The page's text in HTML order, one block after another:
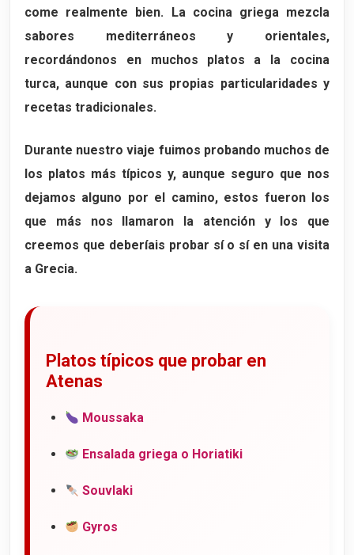
come realmente bien. La cocina griega mezcla
sabores mediterráneos y orientales,
recordándonos en muchos platos a la cocina
turca, aunque con sus propias particularidades y
recetas tradicionales.
Durante nuestro viaje fuimos probando muchos de
los platos más típicos y, aunque seguro que nos
dejamos alguno por el camino, estos fueron los
que más nos llamaron la atención y los que
creemos que deberíais probar sí o sí en una visita
a Grecia.
Platos típicos que probar en
Atenas
Moussaka
Ensalada griega o Horiatiki
Souvlaki
Gyros